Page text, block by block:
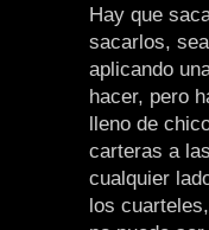
Hay que
sacarlos,
aplicando
hacer, pero
lleno de
carteras a
cualquier
los